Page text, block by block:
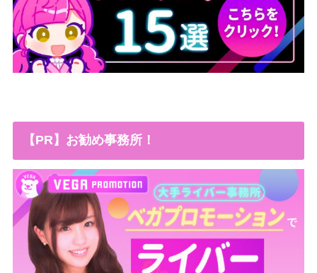
【PR】お勧め事務所！